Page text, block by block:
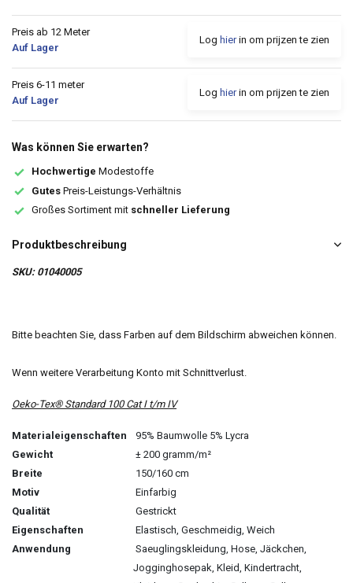
Preis ab 12 Meter
Auf Lager
Log hierin om prijzen te zien
Preis 6-11 meter
Auf Lager
Log hierin om prijzen te zien
Was können Sie erwarten?
Hochwertige Modestoffe
Gutes Preis-Leistungs-Verhältnis
Großes Sortiment mit schneller Lieferung
Produktbeschreibung
SKU: 01040005
Bitte beachten Sie, dass Farben auf dem Bildschirm abweichen können.
Wenn weitere Verarbeitung Konto mit Schnittverlust.
Oeko-Tex® Standard 100 Cat I t/m IV
Materialeigenschaften
95% Baumwolle 5% Lycra
Gewicht
± 200 gramm/m²
Breite
150/160 cm
Motiv
Einfarbig
Qualität
Gestrickt
Eigenschaften
Elastisch, Geschmeidig, Weich
Anwendung
Saeuglingskleidung, Hose, Jäckchen,
Jogginghosepak, Kleid, Kindertracht,